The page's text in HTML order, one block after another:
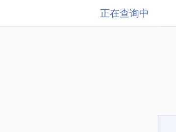
正在查询中